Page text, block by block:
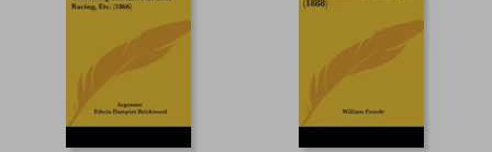
45%
dcto.
45%
dcto.